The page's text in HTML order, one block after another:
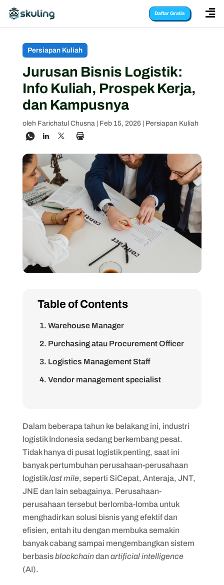
Daftar Gratis 
Persiapan Kuliah
Jurusan Bisnis Logistik:
Info Kuliah, Prospek Kerja,
dan Kampusnya
oleh Farichatul Chusna| Feb 15, 2026| Persiapan Kuliah
Table of Contents
1. Warehouse Manager
2. Purchasing atau Procurement Officer
3. Logistics Management Staff
4. Vendor management specialist
3. Politeknik APP Jakarta
4. Universitas Telkom (Tel-U)
Dalam beberapa tahun ke belakang ini, industri
logistik Indonesia sedang berkembang pesat.
Tidak hanya di pusat logistik penting, saat ini
banyak pertumbuhan perusahaan-perusahaan
logistiklast mile, seperti SiCepat, Anteraja, JNT,
JNE dan lain sebagainya. Perusahaan-
perusahaan tersebut berlomba-lomba untuk
menghadirkan solusi bisnis yang efektif dan
efisien, entah itu dengan membuka semakin
banyak cabang sampai mengembangkan sistem
berbasisblockchaindanartificial intelligence
(AI).